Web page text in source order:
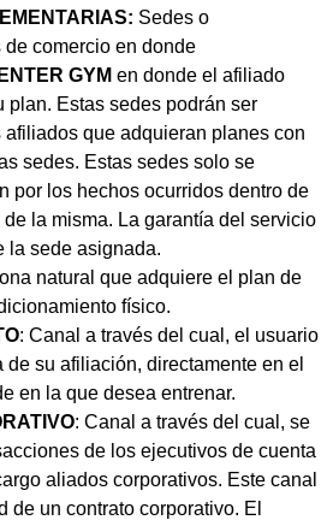
Sedes o
comercio en donde
GYM en donde el afiliado
plan. Estas sedes podrán ser
afiliados que adquieran planes con
sedes. Estas sedes solo se
por los hechos ocurridos dentro de
de la misma. La garantía del servicio
la sede asignada.
natural que adquiere el plan de
físico.
: Canal a través del cual, el usuario
de su afiliación, directamente en el
en la que desea entrenar.
: Canal a través del cual, se
de los ejecutivos de cuenta
aliados corporativos. Este canal
de un contrato corporativo. El